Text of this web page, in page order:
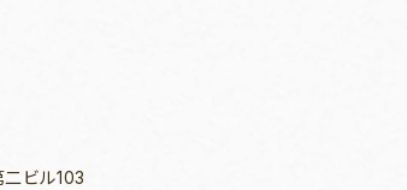
ビル103